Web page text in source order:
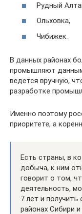
Рудный
Ольховка,
Чибижек.
В данных районах
промышляют
ведется вручную,
разработке
Именно поэтому
приоритете, а
Есть страны, в
добыча, к ним
говорит о том,
деятельность,
7 лет и
районах Сибири